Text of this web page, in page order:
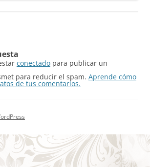
conectado para publicar un
para reducir el spam. Aprende cómo
de tus comentarios.